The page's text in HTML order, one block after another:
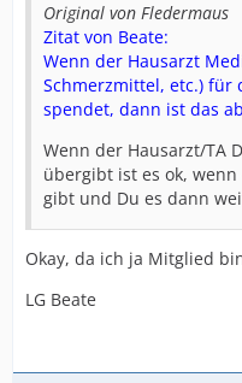
Original von Fledermaus
Zitat von Beate:
Wenn der Hausarzt
Schmerzmittel, etc.) für
spendet, dann ist das
Wenn der Hausarzt/TA
übergibt ist es ok,
gibt und Du es dann
Okay, da ich ja Mitglied
LG Beate